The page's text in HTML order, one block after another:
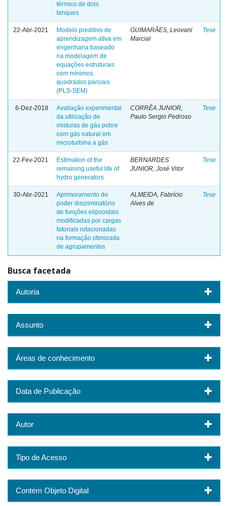
térmico de dois
tanques
22-Abr-2021
Modelo preditivo de
aprendizagem ativa em
engenharia baseado
na modelagem de
equações estruturais
com mínimos
quadrados parciais
(PLS-SEM)
GUIMARÃES, Leovani
Marcial
Tese
6-Dez-2018
Avaliação experimental
da utilização de
misturas de gás pobre
com gás natural em
microturbina a gás
CORRÊA JUNIOR,
Paulo Sergio Pedroso
Tese
22-Fev-2021
Estimation of the
remaining useful life of
hydro generators
BERNARDES
JUNIOR, José Vitor
Tese
30-Abr-2021
Aprimoramento do
poder discriminatório
de funções elipsoidais
modificadas por cargas
fatoriais rotacionadas
na formação otimizada
de agrupamentos
ALMEIDA, Fabrício
Alves de
Tese
Busca facetada
Autoria
Assunto
Áreas de conhecimento
Data de Publicação
Autor
Tipo de Acesso
Contém Objeto Digital